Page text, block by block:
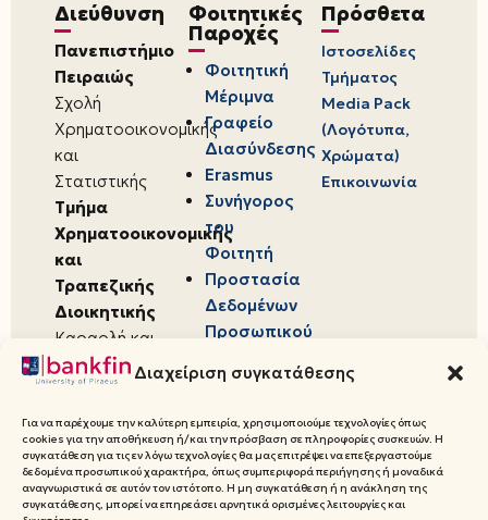
Διαχείριση συγκατάθεσης
Για να παρέχουμε την καλύτερη εμπειρία, χρησιμοποιούμε τεχνολογίες όπως
cookies για την αποθήκευση ή/και την πρόσβαση σε πληροφορίες συσκευών. Η
συγκατάθεση για τις εν λόγω τεχνολογίες θα μας επιτρέψει να επεξεργαστούμε
δεδομένα προσωπικού χαρακτήρα, όπως συμπεριφορά περιήγησης ή μοναδικά
αναγνωριστικά σε αυτόν τον ιστότοπο. Η μη συγκατάθεση ή η ανάκληση της
συγκατάθεσης, μπορεί να επηρεάσει αρνητικά ορισμένες λειτουργίες και
Διεύθυνση
Πανεπιστήμιο
Πειραιώς
Σχολή
Χρηματοοικονομικής
και
Στατιστικής
Τμήμα
Χρηματοοικονομικής
και
Τραπεζικής
Διοικητικής
Καραολή και
Δημητρίου 80,
18534,
Πειραιάς
Φοιτητικές
Παροχές
Φοιτητική
Μέριμνα
Γραφείο
Διασύνδεσης
Erasmus
Συνήγορος
του
Φοιτητή
Προστασία
Δεδομένων
Προσωπικού
Πρόσθετα
Ιστοσελίδες
Τμήματος
Media Pack
(Λογότυπα,
Χρώματα)
Επικοινωνία